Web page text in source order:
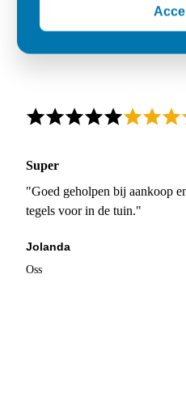
Super
"Goed geholpen bij aankoop
tegels voor in de tuin."
Jolanda
Oss